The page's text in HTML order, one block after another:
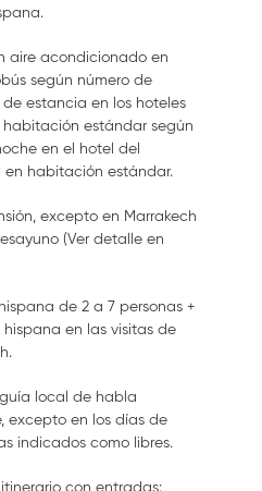
aire acondicionado en
según número de
estancia en los hoteles
habitación estándar según
en el hotel del
en habitación estándar.
excepto en Marrakech
(Ver detalle en
de 2 a 7 personas +
en las visitas de
local de habla
excepto en los días de
indicados como libres.